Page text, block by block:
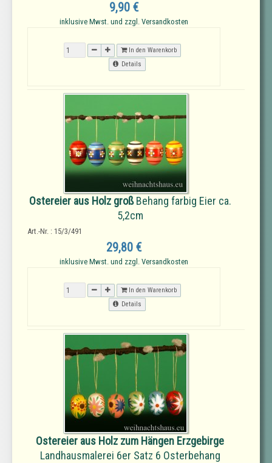
9,90 €
inklusive Mwst. und zzgl. Versandkosten
In den Warenkorb
Details
Ostereier aus Holz großBehang farbig Eier ca.
5,2cm
Art.-Nr. : 15/3/491
29,80 €
inklusive Mwst. und zzgl. Versandkosten
In den Warenkorb
Details
Ostereier aus Holz zum Hängen Erzgebirge
Landhausmalerei 6er Satz 6 Osterbehang